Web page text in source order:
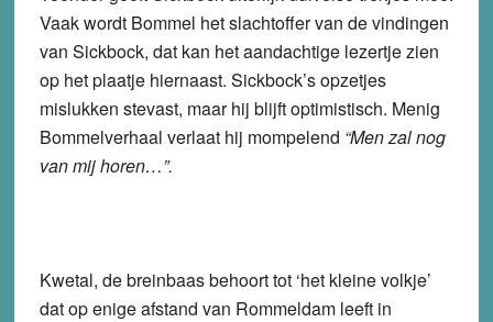
Vaak wordt Bommel het slachtoffer van de vindingen
van Sickbock, dat kan het aandachtige lezertje zien
op het plaatje hiernaast. Sickbock’s opzetjes
mislukken stevast, maar hij blijft optimistisch. Menig
Bommelverhaal verlaat hij mompelend “Men zal nog
van mij horen…”.
Kwetal, de breinbaas behoort tot ‘het kleine volkje’
dat op enige afstand van Rommeldam leeft in